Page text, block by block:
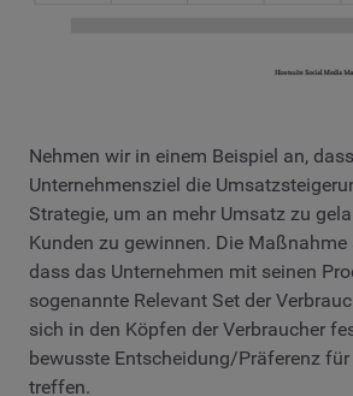
Nehmen wir in einem Beispiel an,
Unternehmensziel die
Strategie, um an mehr Umsatz zu
Kunden zu gewinnen. Die Maßnahme
dass das Unternehmen mit seinen
sogenannte Relevant Set der
sich in den Köpfen der Verbraucher
bewusste Entscheidung/Präferenz
treffen.